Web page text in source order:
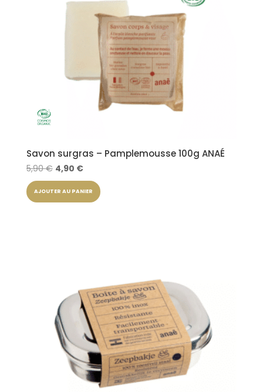
Savon surgras – Pamplemousse 100g ANAÉ
5,90€ Le
prix
initial
4,90 €Le
prix
actuel
AJOUTER AU PANIER